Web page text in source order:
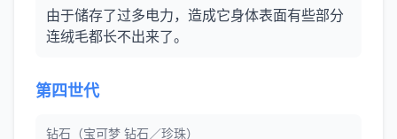
由于储存了过多电力，造成它身体表面有些部分
连绒毛都长不出来了。
第四世代
钻石（宝可梦 钻石／珍珠）